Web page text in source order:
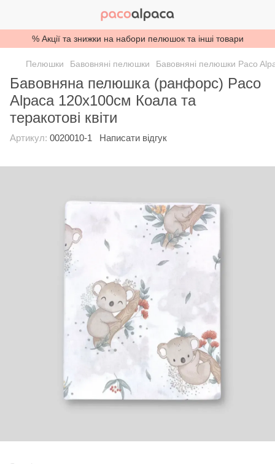
% Акції та знижки на набори пелюшок та інші товари
Пелюшки Бавовняні пелюшки Бавовняні пелюшки Paco
Бавовняна пелюшка (ранфорс) Paco
Alpaca 120х100см Коала та
теракотові квіти
Артикул: 0020010-1 Написати відгук